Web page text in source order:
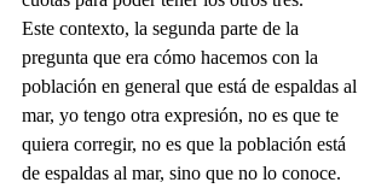
Este contexto, la segunda parte de la
pregunta que era cómo hacemos con la
población en general que está de espaldas al
mar, yo tengo otra expresión, no es que te
quiera corregir, no es que la población está
de espaldas al mar, sino que no lo conoce.